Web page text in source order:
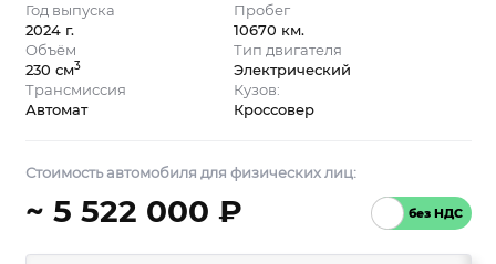
Год выпуска
2024 г.
Пробег
10670 км.
Объём
230 см3
Тип двигателя
Электрический
Трансмиссия
Автомат
Кузов:
Кроссовер
Стоимость автомобиля для физических лиц:
~ 5 522 000 ₽